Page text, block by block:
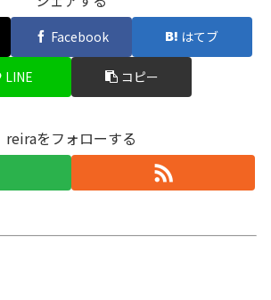
Facebook はてブ
LINE コピー
reiraをフォローする